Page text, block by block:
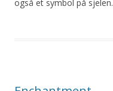
også et symbol på sjelen.